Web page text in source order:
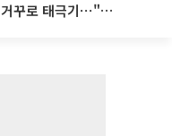
서경덕 교수, 김희철도 분노한 거꾸로 태극기⋯"엉터리는 아냐, 아쉬울 뿐"